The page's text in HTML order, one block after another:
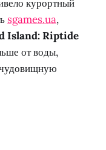
курортный
sgames.ua,
Island: Riptide
от воды,
чудовищную